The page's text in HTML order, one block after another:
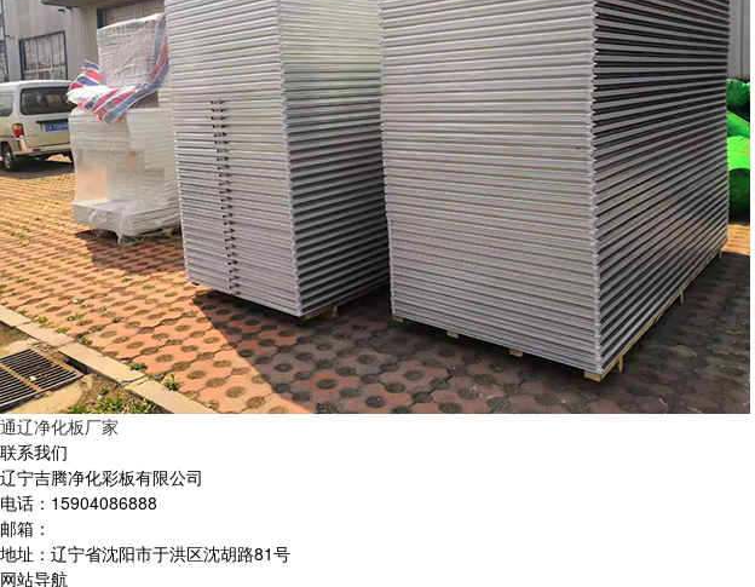
通辽净化板厂家
联系我们
辽宁吉腾净化彩板有限公司
电话：15904086888
邮箱：
地址：辽宁省沈阳市于洪区沈胡路81号
网站导航